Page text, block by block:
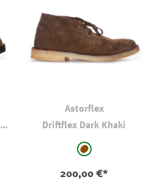
Astorflex
Driftflex Dark Khaki
auswählen
mittelbraun
200,00 €*